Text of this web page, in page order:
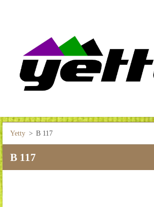
Yetty > B 117
B 117